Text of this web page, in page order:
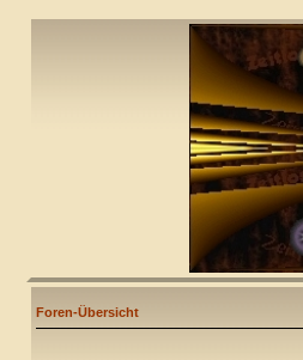
Foren-Übersicht